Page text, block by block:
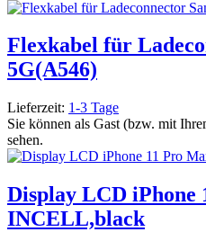
Flexkabel für
5G(A546)
Lieferzeit: 1-3 Tage
Sie können als Gast (bzw. mit
sehen.
Display LCD iPhone
INCELL,black